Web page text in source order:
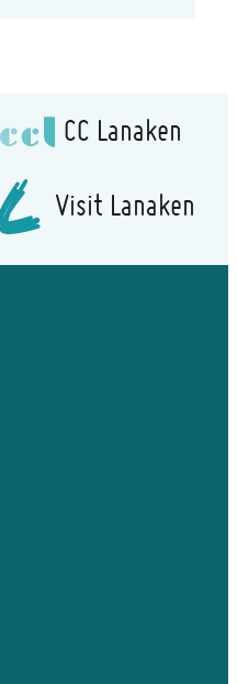
CC Lanaken
Visit Lanaken